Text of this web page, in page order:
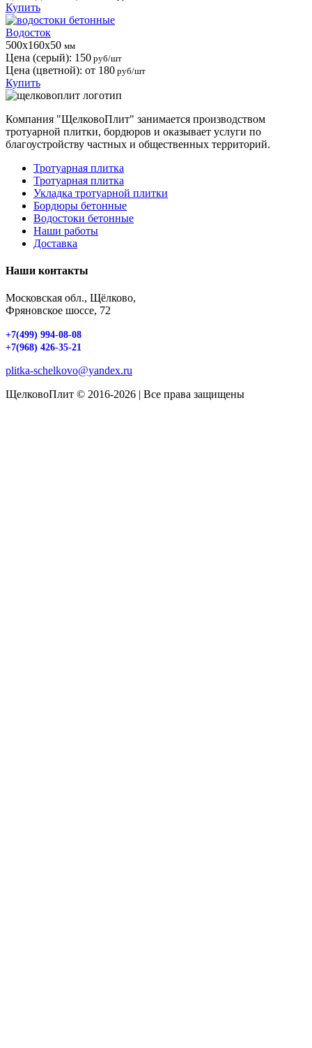
Купить
Водосток
500x160x50 мм
Цена (серый): 150 руб/шт
Цена (цветной): от 180 руб/шт
Купить
Компания "ЩелковоПлит" занимается производством
тротуарной плитки, бордюров и оказывает услуги по
благоустройству частных и общественных территорий.
Тротуарная плитка
Тротуарная плитка
Укладка тротуарной плитки
Бордюры бетонные
Водостоки бетонные
Наши работы
Доставка
Наши контакты
Московская обл., Щёлково,
Фряновское шоссе, 72
+7(499) 994-08-08
+7(968) 426-35-21
plitka-schelkovo@yandex.ru
ЩелковоПлит © 2016-2026 | Все права защищены